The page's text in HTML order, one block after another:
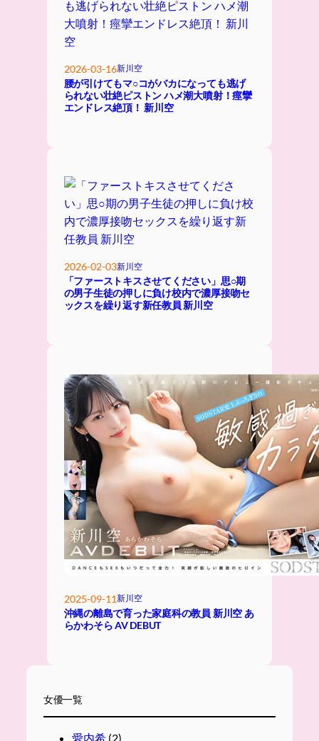
2026-03-16新川空
腰が引けてもマ○コがバカになっても逃げ
られない壮絶ピストン ハメ潮大噴射！痙攣
エンドレス絶頂！ 新川空
2026-02-03新川空
「ファーストキスさせてください」思○期
の男子生徒の押しに負け校内で濃厚接吻セ
ックスを繰り返す新任教員 新川空
2025-09-11新川空
沖縄の離島で育った家庭科の教員 新川空 あ
らかわそら AV DEBUT
女優一覧
愛内希(2)